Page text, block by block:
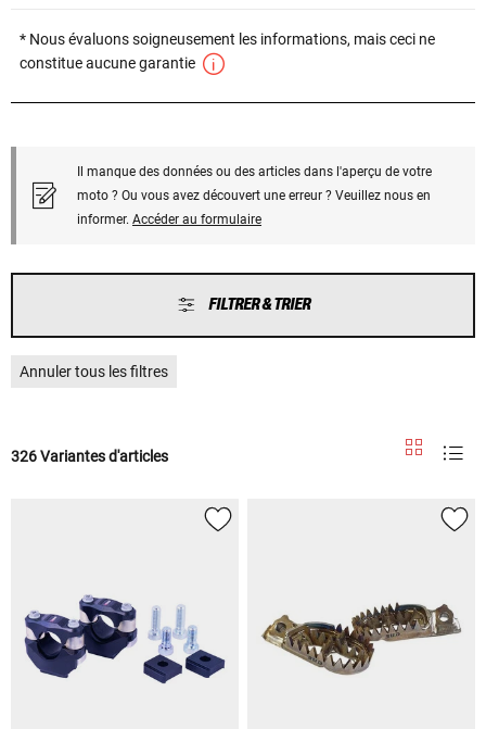
* Nous évaluons soigneusement les informations, mais ceci ne
constitue aucune garantie
Il manque des données ou des articles dans l'aperçu de votre
moto ? Ou vous avez découvert une erreur ? Veuillez nous en
informer. Accéder au formulaire
FILTRER & TRIER
Annuler tous les filtres
326 Variantes d'articles